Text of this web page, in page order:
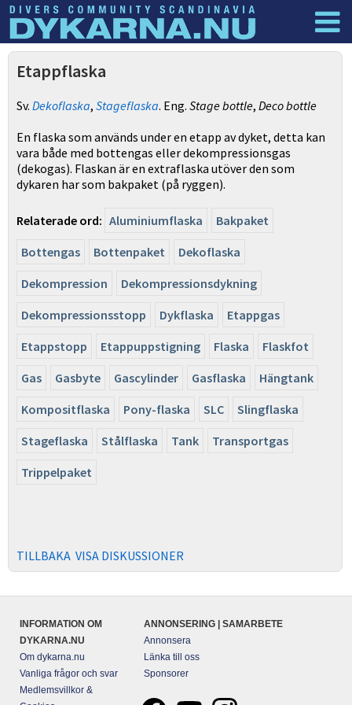
Dyknyheter
Etappflaska
Sv. Dekoflaska, Stageflaska. Eng. Stage bottle, Deco bottle
En flaska som används under en etapp av dyket, detta kan
vara både med bottengas eller dekompressionsgas
(dekogas). Flaskan är en extraflaska utöver den som
dykaren har som bakpaket (på ryggen).
Relaterade ord: Aluminiumflaska
Bakpaket
Bottengas
Bottenpaket
Dekoflaska
Dekompression
Dekompressionsdykning
Dekompressionsstopp
Dykflaska
Etappgas
Etappstopp
Etappuppstigning Flaska
Flaskfot
Gas
Gasbyte Gascylinder Gasflaska
Hängtank
Kompositflaska
Pony-flaska SLC
Slingflaska
Stageflaska
Stålflaska Tank
Transportgas
Trippelpaket
TILLBAKA VISA DISKUSSIONER
INFORMATION OM
DYKARNA.NU
Om dykarna.nu
Vanliga frågor och svar
Medlemsvillkor &
ANNONSERING | SAMARBETE
Annonsera
Länka till oss
Sponsorer